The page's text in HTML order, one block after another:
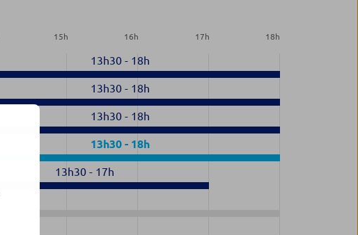
15h 16h 17h 18h
13h30 - 18h
13h30 - 18h
13h30 - 18h
13h30 - 18h
13h30 - 17h